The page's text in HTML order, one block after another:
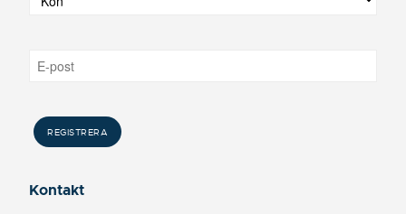
Kontakt